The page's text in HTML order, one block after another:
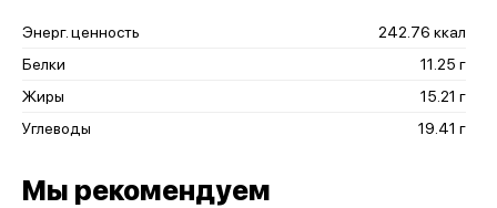
Энерг. ценность
242.76 ккал
Белки
11.25 г
Жиры
15.21 г
Углеводы
19.41 г
Мы рекомендуем